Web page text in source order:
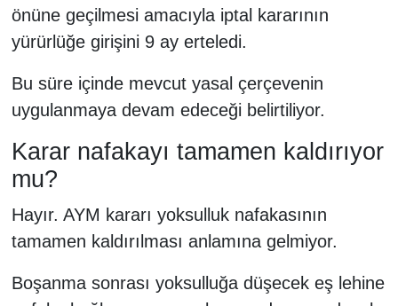
önüne geçilmesi amacıyla iptal kararının
yürürlüğe girişini 9 ay erteledi.
Bu süre içinde mevcut yasal çerçevenin
uygulanmaya devam edeceği belirtiliyor.
Karar nafakayı tamamen kaldırıyor
mu?
Hayır. AYM kararı yoksulluk nafakasının
tamamen kaldırılması anlamına gelmiyor.
Boşanma sonrası yoksulluğa düşecek eş lehine